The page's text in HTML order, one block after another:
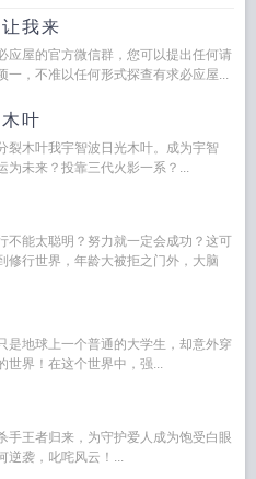
我来
应屋的官方微信群，您可以提出任何请
一，不准以任何形式探查有求必应屋...
叶
裂木叶我宇智波日光木叶。成为宇智
为未来？投靠三代火影一系？...
不能太聪明？努力就一定会成功？这可
修行世界，年龄大被拒之门外，大脑
是地球上一个普通的大学生，却意外穿
世界！在这个世界中，强...
手王者归来，为守护爱人成为饱受白眼
逆袭，叱咤风云！...